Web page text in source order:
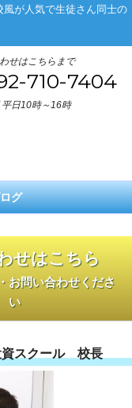
が人気で生徒さん同士の
せはこちらまで
710-7404
平日10時～16時
グ
せはこちら
お問い合わせくださ
い
資スクール 校長